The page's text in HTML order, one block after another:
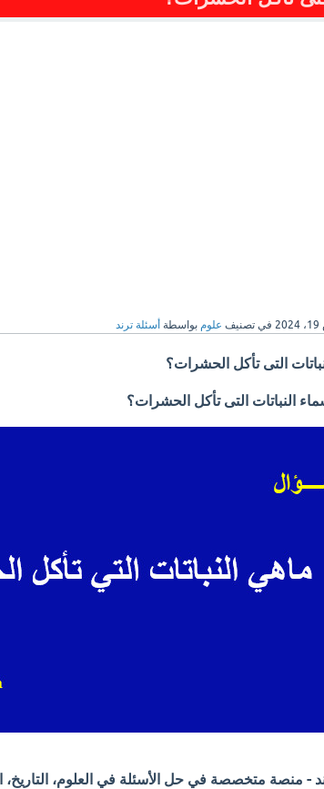
في تصنيف علوم بواسطة أسئلة ترند
التى تأكل الحشرات؟
النباتات التى تأكل الحشرات؟
- منصة متخصصة في حل الأسئلة في العلوم، التاريخ،